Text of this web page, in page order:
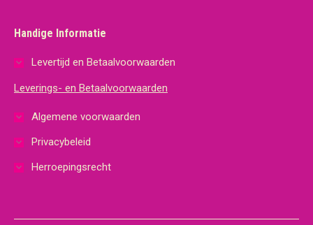
Handige Informatie
Levertijd en Betaalvoorwaarden
Leverings- en Betaalvoorwaarden
Algemene voorwaarden
Privacybeleid
Herroepingsrecht